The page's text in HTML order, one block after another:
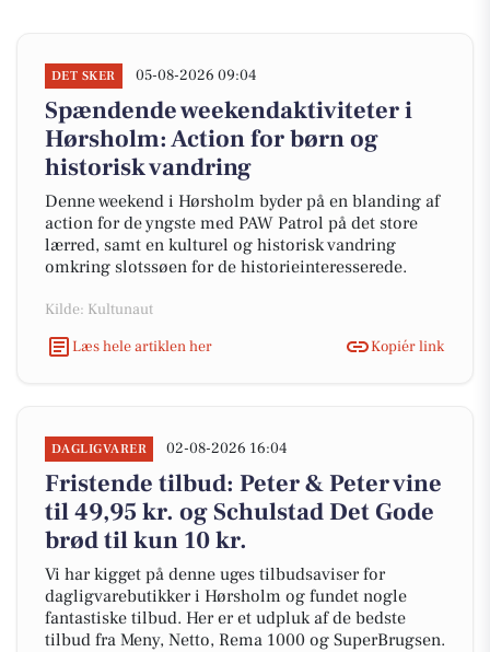
DET SKER 05-08-2026 09:04
Spændende weekendaktiviteter i
Hørsholm: Action for børn og
historisk vandring
Denne weekend i Hørsholm byder på en blanding af
action for de yngste med PAW Patrol på det store
lærred, samt en kulturel og historisk vandring
omkring slotssøen for de historieinteresserede.
Kilde: Kultunaut
Læs hele artiklen her
Kopiér link
DAGLIGVARER 02-08-2026 16:04
Fristende tilbud: Peter & Peter vine
til 49,95 kr. og Schulstad Det Gode
brød til kun 10 kr.
Vi har kigget på denne uges tilbudsaviser for
dagligvarebutikker i Hørsholm og fundet nogle
fantastiske tilbud. Her er et udpluk af de bedste
tilbud fra Meny, Netto, Rema 1000 og SuperBrugsen.